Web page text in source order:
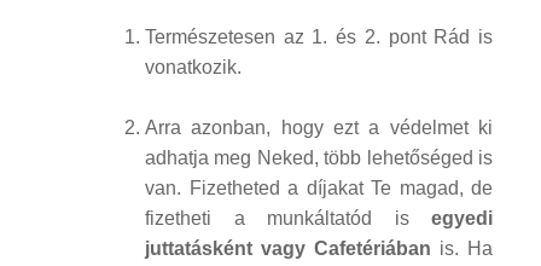
Természetesen az 1. és 2. pont Rád is
vonatkozik.
Arra azonban, hogy ezt a védelmet ki
adhatja meg Neked, több lehetőséged is
van. Fizetheted a díjakat Te magad, de
fizetheti a munkáltatód is egyedi
juttatásként vagy Cafetériában is. Ha